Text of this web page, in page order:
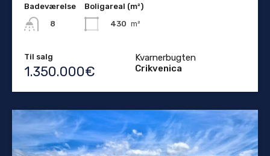
Badeværelse
8
Boligareal (m²)
430 m²
Til salg
1.350.000€
Kvarnerbugten
Crikvenica